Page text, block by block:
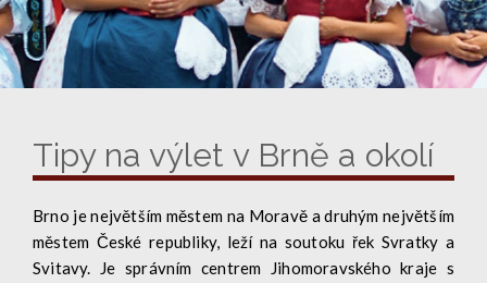
Tipy na výlet v Brně a okolí
Brno je největším městem na Moravě a druhým největším
městem České republiky, leží na soutoku řek Svratky a
Svitavy. Je správním centrem Jihomoravského kraje s